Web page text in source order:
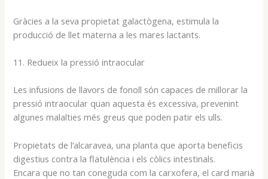
Gràcies a la seva propietat galactògena, estimula la
producció de llet materna a les mares lactants.
11. Redueix la pressió intraocular
Les infusions de llavors de fonoll són capaces de millorar la
pressió intraocular quan aquesta és excessiva, prevenint
algunes malalties més greus que poden patir els ulls.
Propietats de l’alcaravea, una planta que aporta beneficis
digestius contra la flatulència i els còlics intestinals.
Encara que no tan coneguda com la carxofera, el card marià